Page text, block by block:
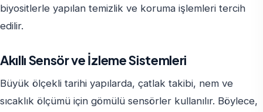
biyositlerle yapılan temizlik ve koruma işlemleri tercih
edilir.
Akıllı Sensör ve İzleme Sistemleri
Büyük ölçekli tarihi yapılarda, çatlak takibi, nem ve
sıcaklık ölçümü için gömülü sensörler kullanılır. Böylece,